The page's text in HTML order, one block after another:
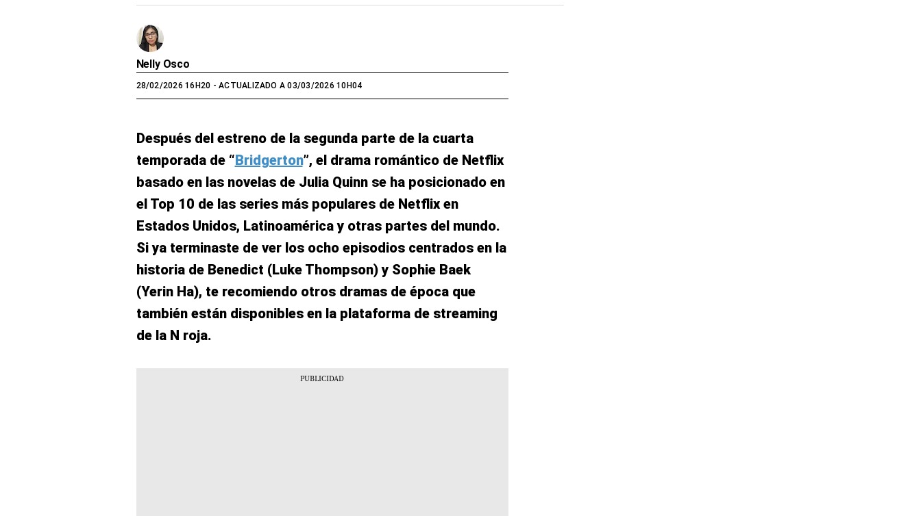
Nelly Osco
28/02/2026 16H20 - ACTUALIZADO A 03/03/2026 10H04
Después del estreno de la segunda parte de la cuarta
temporada de “Bridgerton”, el drama romántico de Netflix
basado en las novelas de Julia Quinn se ha posicionado en
el Top 10 de las series más populares de Netflix en
Estados Unidos, Latinoamérica y otras partes del mundo.
Si ya terminaste de ver los ocho episodios centrados en la
historia de Benedict (Luke Thompson) y Sophie Baek
(Yerin Ha), te recomiendo otros dramas de época que
también están disponibles en la plataforma de streaming
de la N roja.